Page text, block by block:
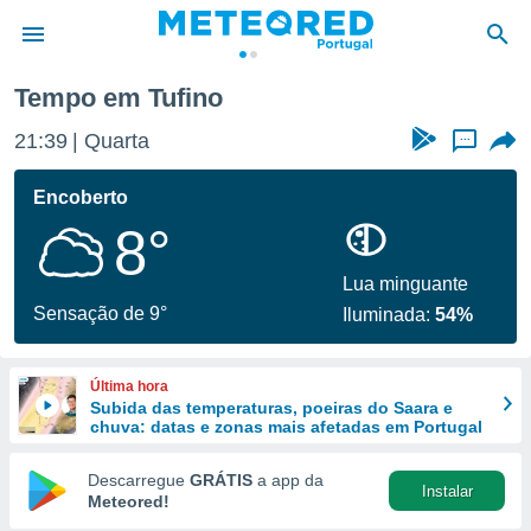
da
foi
fornecidas
a este
das
e
forma
digital
Tempo em Tufino
21:39 Quarta ...
Encoberto
8°
Sensação de 9°
Lua minguante
Iluminada:54%
Última hora
Subida das temperaturas, poeiras do Saara e
chuva: datas e zonas mais afetadas em Portugal
Descarregue GRÁTIS a app da
Meteored!
Instalar